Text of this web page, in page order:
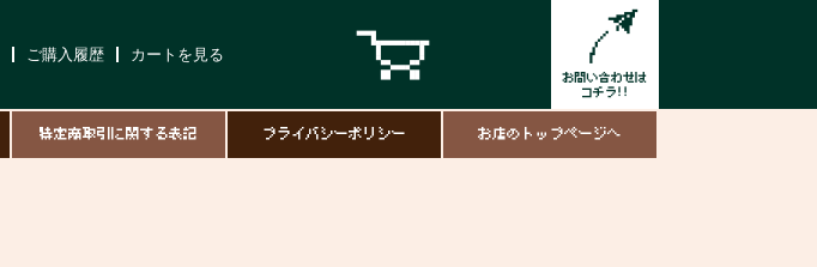
ご購入履歴 カートを見る
特定商取引に関する表記 プライバシーポリシー お店のトップページへ